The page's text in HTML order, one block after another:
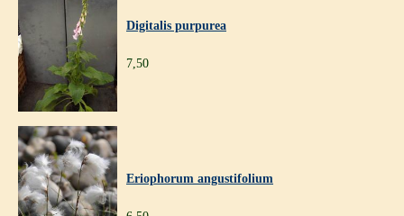
Digitalis purpurea
7,50
Eriophorum angustifolium